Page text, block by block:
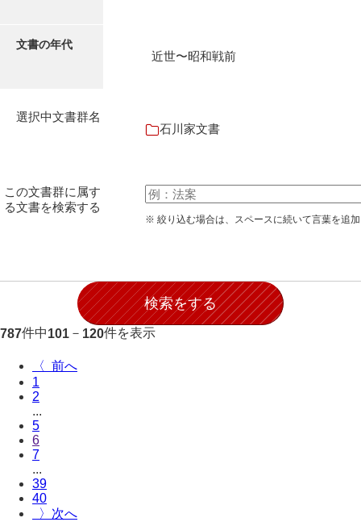
伊藤家文書（山口市）
井上一親文書
井上家文書（宇部市）
井上家文書（防府市）
井上家文書（徳山市）
井上勉家文書（大和町）
文書の年代
近世〜昭和戦前
選択中文書群名
石川家文書
この文書群に属す
る文書を検索する
※ 絞り込む場合は、スペースに続いて言葉を追
787件中101 － 120件を表示
〈
1
2
...
5
6
7
...
39
40
〉